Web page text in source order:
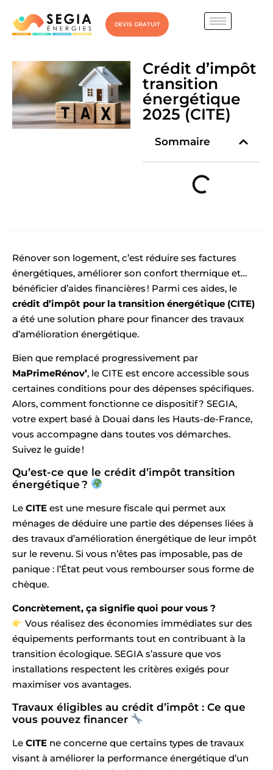
DEVIS GRATUIT
Crédit d’impôt
transition
énergétique
2025 (CITE)
Sommaire
Rénover son logement, c’est réduire ses factures
énergétiques, améliorer son confort thermique et…
bénéficier d’aides financières ! Parmi ces aides, le
crédit d’impôt pour la transition énergétique (CITE)
a été une solution phare pour financer des travaux
d’amélioration énergétique.
Bien que remplacé progressivement par
MaPrimeRénov’, le CITE est encore accessible sous
certaines conditions pour des dépenses spécifiques.
Alors, comment fonctionne ce dispositif ? SEGIA,
votre expert basé à Douai dans les Hauts-de-France,
vous accompagne dans toutes vos démarches.
Suivez le guide !
Qu’est-ce que le crédit d’impôt transition
énergétique ?
Le CITE est une mesure fiscale qui permet aux
ménages de déduire une partie des dépenses liées à
des travaux d’amélioration énergétique de leur impôt
sur le revenu. Si vous n’êtes pas imposable, pas de
panique : l’État peut vous rembourser sous forme de
chèque.
Concrètement, ça signifie quoi pour vous ?
Vous réalisez des économies immédiates sur des
équipements performants tout en contribuant à la
transition écologique. SEGIA s’assure que vos
installations respectent les critères exigés pour
maximiser vos avantages.
Travaux éligibles au crédit d’impôt : Ce que
vous pouvez financer
Le CITE ne concerne que certains types de travaux
visant à améliorer la performance énergétique d’un